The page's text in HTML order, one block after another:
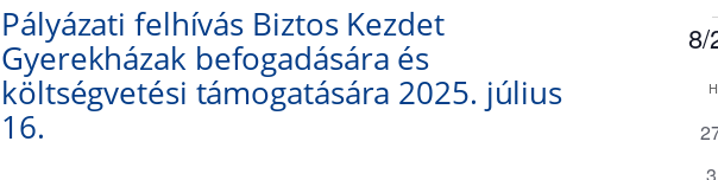
Pályázati felhívás Biztos Kezdet
Gyerekházak befogadására és
költségvetési támogatására 2025. július
16.